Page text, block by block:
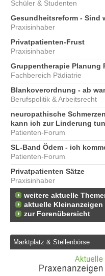
Schüler & Studenten
Gesundheitsreform - Sind
Praxisinhaber
Privatpatienten-Frust
Praxisinhaber
Gruppentherapie Planung
Fachbereich Pädiatrie
Blankoverordnung - ab
Berufspolitik & Arbeitsrecht
neuropathische
kann ich zur Linderung
Patienten-Forum
SL-Band Ödem - ich
Patienten-Forum
Privatpatienten Sätze
Praxisinhaber
weitere aktuelle
aktuelle Kleinanzeigen
zur Forenübersicht
Marktplatz & Stellenbörse